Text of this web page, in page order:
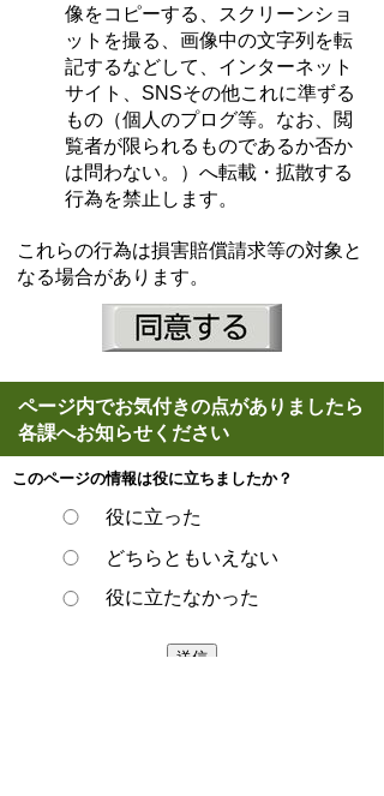
像をコピーする、スクリーンショ
ットを撮る、画像中の文字列を転
記するなどして、インターネット
サイト、SNSその他これに準ずる
もの（個人のプログ等。なお、閲
覧者が限られるものであるか否か
は問わない。）へ転載・拡散する
行為を禁止します。
これらの行為は損害賠償請求等の対象と
なる場合があります。
ページ内でお気付きの点がありましたら
各課へお知らせください
このページの情報は役に立ちましたか？
役に立った
どちらともいえない
役に立たなかった